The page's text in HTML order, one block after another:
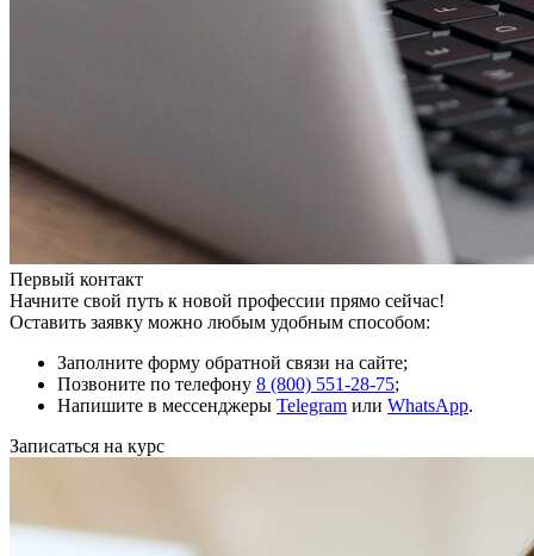
Первый контакт
Начните свой путь к новой профессии прямо сейчас!
Оставить заявку можно любым удобным способом:
Заполните форму обратной связи на сайте;
Позвоните по телефону 8 (800) 551-28-75;
Напишите в мессенджеры Telegram или WhatsApp.
Записаться на курс